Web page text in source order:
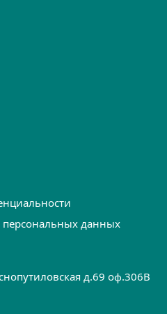
персональных данных
д.69 оф.306B